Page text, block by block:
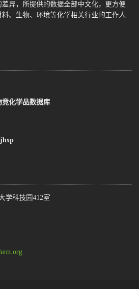
异，所提供的数据全部中文化，更方便
、生物、环境等化学相关行业的工作人
竞化学品数据库
学科技园412室